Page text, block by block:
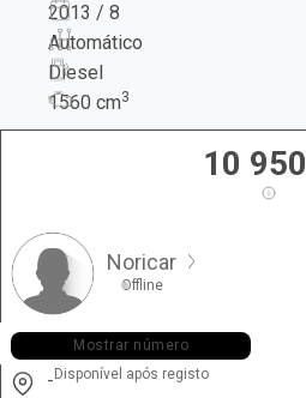
2013 / 8
Automático
Diesel
1560 cm3
10 950
Noricar
Offline
+351 918 ••• •67
Mostrar número
Disponível após registo
-